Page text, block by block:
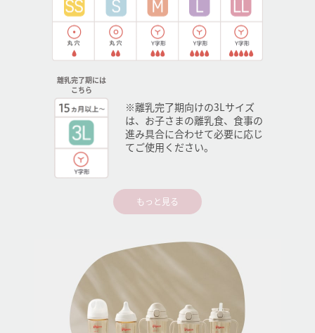
離乳完了期には
こちら
※離乳完了期向けの3Lサイズ
は、お子さまの離乳食、食事の
進み具合に合わせて必要に応じ
てご使用ください。
もっと見る